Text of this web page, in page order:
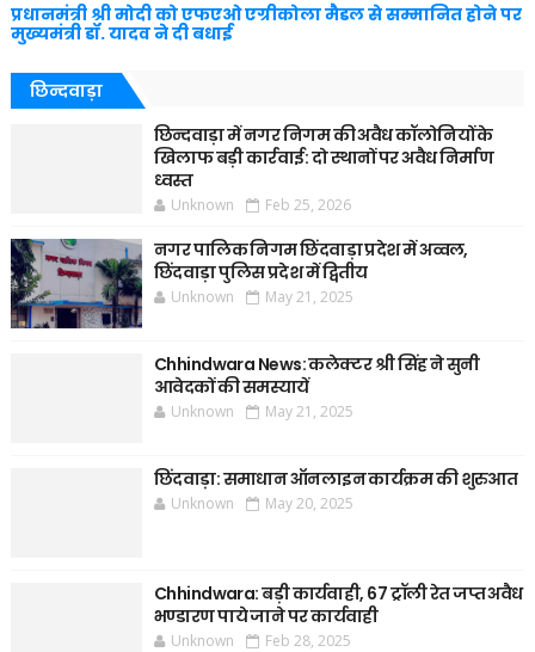
प्रधानमंत्री श्री मोदी को एफएओ एग्रीकोला मैडल से सम्मानित होने पर
मुख्यमंत्री डॉ. यादव ने दी बधाई
छिन्दवाड़ा
छिन्दवाड़ा में नगर निगम की अवैध कॉलोनियों के
खिलाफ बड़ी कार्रवाई: दो स्थानों पर अवैध निर्माण
ध्वस्त
Unknown Feb 25, 2026
नगर पालिक निगम छिंदवाड़ा प्रदेश में अव्वल,
छिंदवाड़ा पुलिस प्रदेश में द्वितीय
Unknown May 21, 2025
Chhindwara News: कलेक्टर श्री सिंह ने सुनी
आवेदकों की समस्यायें
Unknown May 21, 2025
छिंदवाड़ा: समाधान ऑनलाइन कार्यक्रम की शुरुआत
Unknown May 20, 2025
Chhindwara: बड़ी कार्यवाही, 67 ट्रॉली रेत जप्त अवैध
भण्डारण पाये जाने पर कार्यवाही
Unknown Feb 28, 2025